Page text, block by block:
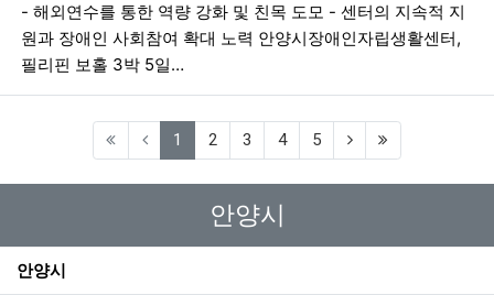
- 해외연수를 통한 역량 강화 및 친목 도모 - 센터의 지속적 지
원과 장애인 사회참여 확대 노력 안양시장애인자립생활센터,
필리핀 보홀 3박 5일…
1 (current)
2 3 4 5
안양시
안양시